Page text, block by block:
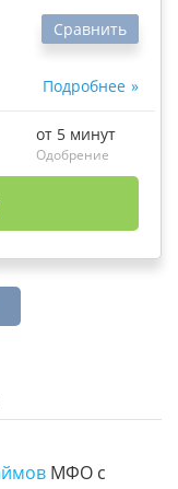
Подробнее
Сравнить
от 5 минут
Одобрение
МФО с